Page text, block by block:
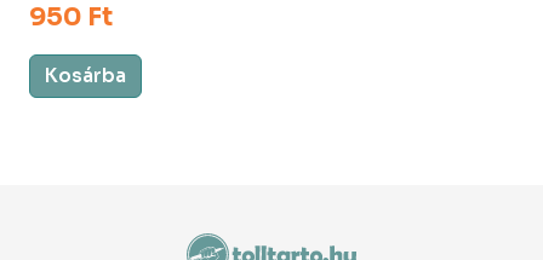
950 Ft
Kosárba